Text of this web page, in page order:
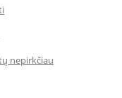
nepirkčiau